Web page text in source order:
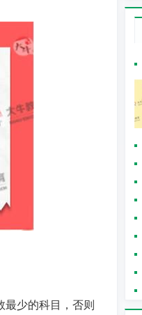
少的科目，否则